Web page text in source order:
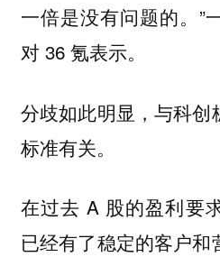
一倍是没有问题的。”
对 36 氪表示。
分歧如此明显，与科
标准有关。
在过去 A 股的盈利要
已经有了稳定的客户